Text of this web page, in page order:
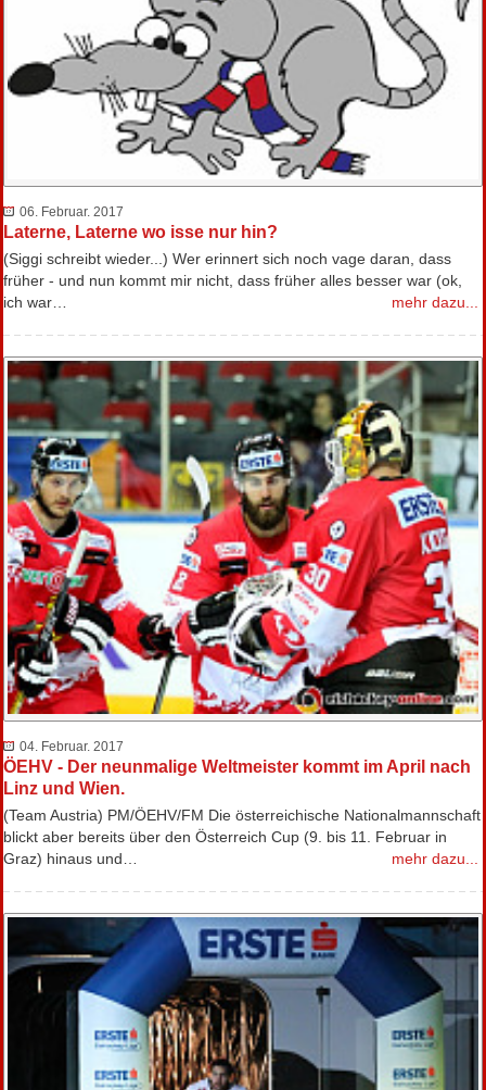
06. Februar. 2017
Laterne, Laterne wo isse nur hin?
(Siggi schreibt wieder...) Wer erinnert sich noch vage daran, dass
früher - und nun kommt mir nicht, dass früher alles besser war (ok,
ich war…
mehr dazu...
04. Februar. 2017
ÖEHV - Der neunmalige Weltmeister kommt im April nach
Linz und Wien.
(Team Austria) PM/ÖEHV/FM Die österreichische Nationalmannschaft
blickt aber bereits über den Österreich Cup (9. bis 11. Februar in
Graz) hinaus und…
mehr dazu...